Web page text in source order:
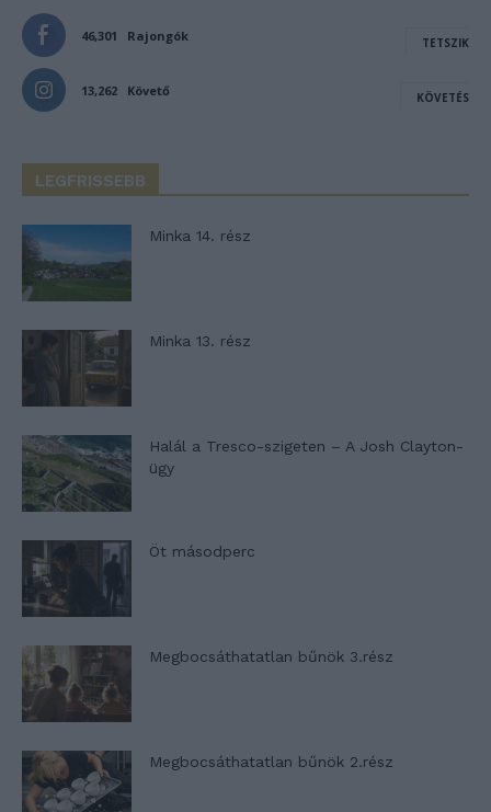
46,301 Rajongók TETSZIK
13,262 Követő KÖVETÉS
LEGFRISSEBB
Minka 14. rész
Minka 13. rész
Halál a Tresco-szigeten – A Josh Clayton-
ügy
Öt másodperc
Megbocsáthatatlan bűnök 3.rész
Megbocsáthatatlan bűnök 2.rész